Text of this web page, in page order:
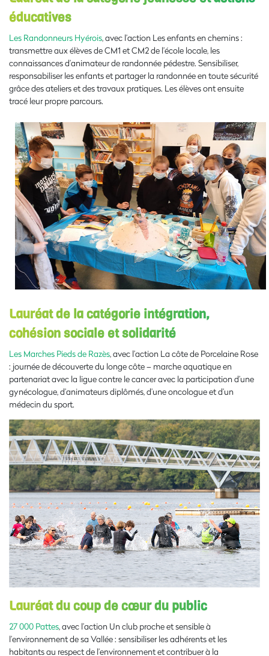
éducatives
Les Randonneurs Hyérois, avec l’action Les enfants en chemins :
transmettre aux élèves de CM1 et CM2 de l’école locale, les
connaissances d’animateur de randonnée pédestre. Sensibiliser,
responsabiliser les enfants et partager la randonnée en toute sécurité
grâce des ateliers et des travaux pratiques. Les élèves ont ensuite
tracé leur propre parcours.
Lauréat de la catégorie intégration,
cohésion sociale et solidarité
Les Marches Pieds de Razès, avec l’action La côte de Porcelaine Rose
: journée de découverte du longe côte – marche aquatique en
partenariat avec la ligue contre le cancer avec la participation d’une
gynécologue, d’animateurs diplômés, d’une oncologue et d’un
médecin du sport.
Lauréat du coup de cœur du public
27 000 Pattes, avec l’action Un club proche et sensible à
l’environnement de sa Vallée : sensibiliser les adhérents et les
habitants au respect de l’environnement et contribuer à la